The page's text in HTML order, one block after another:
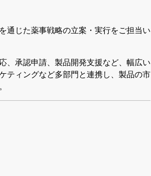
通じた薬事戦略の立案・実行をご担当い
、承認申請、製品開発支援など、幅広い
ティングなど多部門と連携し、製品の市